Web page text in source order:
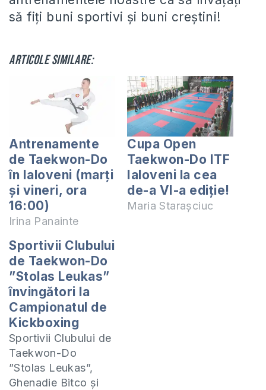
să fiți buni sportivi și buni creștini!
Articole similare:
Antrenamente
de Taekwon-Do
în Ialoveni (marți
și vineri, ora
16:00)
Irina Panainte
Cupa Open
Taekwon-Do ITF
Ialoveni la cea
de-a VI-a ediție!
Maria Starașciuc
Sportivii Clubului
de Taekwon-Do
”Stolas Leukas”
învingători la
Campionatul de
Kickboxing
Sportivii Clubului de
Taekwon-Do
”Stolas Leukas”,
Ghenadie Bitco și